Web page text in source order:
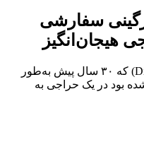
سفارشی
هیجان‌انگیز
یک لامبورگینی دیابلو وی‌تی (Diablo VT) که ۳۰ سال پیش به‌طور
بود در یک حراجی به